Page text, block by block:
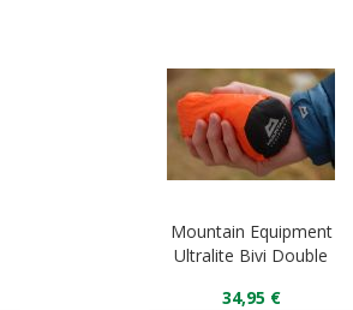
Mountain Equipment
Ultralite Bivi Double
34,95 €